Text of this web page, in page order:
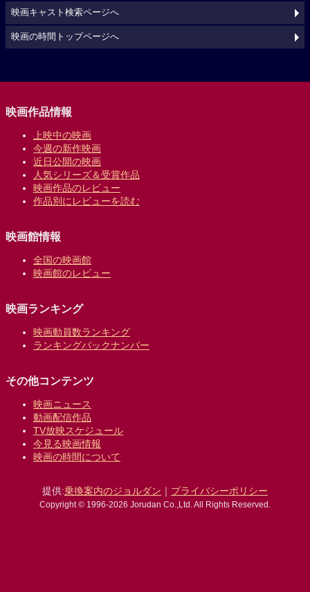
映画キャスト検索ページへ
映画の時間トップページへ
映画作品情報
上映中の映画
今週の新作映画
近日公開の映画
人気シリーズ＆受賞作品
映画作品のレビュー
作品別にレビューを読む
映画館情報
全国の映画館
映画館のレビュー
映画ランキング
映画動員数ランキング
ランキングバックナンバー
その他コンテンツ
映画ニュース
動画配信作品
TV放映スケジュール
今見る映画情報
映画の時間について
提供:乗換案内のジョルダン ｜ プライバシーポリシー
Copyright © 1996-2026 Jorudan Co.,Ltd. All Rights Reserved.